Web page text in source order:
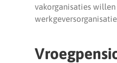
vakorganisaties
werkgeversorganisatie